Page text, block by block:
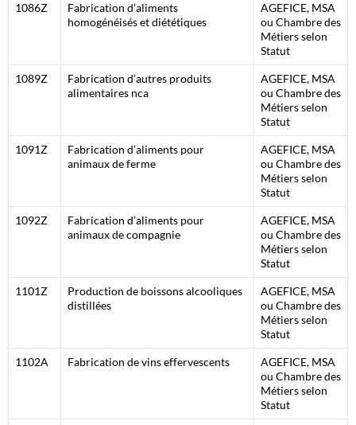
1086Z
Fabrication d’aliments
homogénéisés et diététiques
AGEFICE, MSA
ou Chambre des
Métiers selon
Statut
1089Z
Fabrication d’autres produits
alimentaires nca
AGEFICE, MSA
ou Chambre des
Métiers selon
Statut
1091Z
Fabrication d’aliments pour
animaux de ferme
AGEFICE, MSA
ou Chambre des
Métiers selon
Statut
1092Z
Fabrication d’aliments pour
animaux de compagnie
AGEFICE, MSA
ou Chambre des
Métiers selon
Statut
1101Z
Production de boissons alcooliques
distillées
AGEFICE, MSA
ou Chambre des
Métiers selon
Statut
1102A Fabrication de vins effervescents
AGEFICE, MSA
ou Chambre des
Métiers selon
Statut